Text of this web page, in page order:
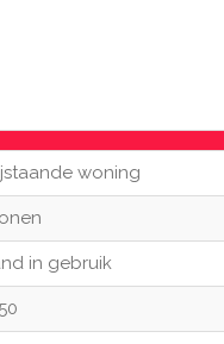
woning
in gebruik